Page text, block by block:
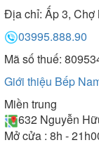
Địa chỉ: Ấp 3, Chợ
03995.888.90
Mã số thuế:
Giới thiệu Bếp
Miền trung
632 Nguyễn
Mở cửa : 8h -